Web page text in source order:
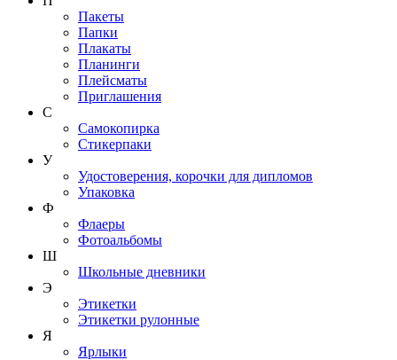
Пакеты
Папки
Плакаты
Планинги
Плейсматы
Приглашения
С
Самокопирка
Стикерпаки
У
Удостоверения, корочки для дипломов
Упаковка
Ф
Флаеры
Фотоальбомы
Ш
Школьные дневники
Э
Этикетки
Этикетки рулонные
Я
Ярлыки